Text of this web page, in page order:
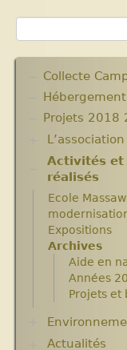
Collecte
Projets 2018
L’association
Assemblées
Nos
Activités et
réalisés
Ecole
Expositions
Archives
Aide en
Années
Projets et
Plantes pour
Actualités